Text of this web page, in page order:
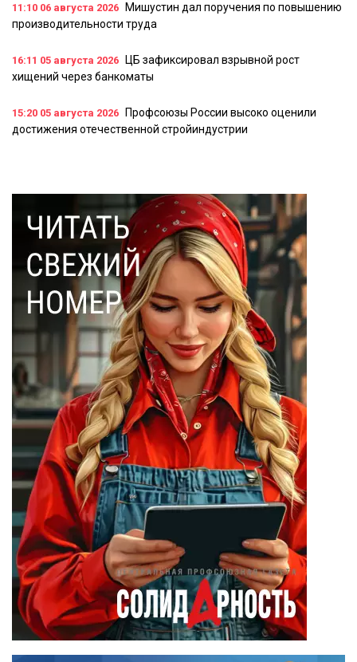
11:10 06 августа 2026
Мишустин дал поручения по повышению
производительности труда
16:11 05 августа 2026
ЦБ зафиксировал взрывной рост
хищений через банкоматы
15:20 05 августа 2026
Профсоюзы России высоко оценили
достижения отечественной стройиндустрии